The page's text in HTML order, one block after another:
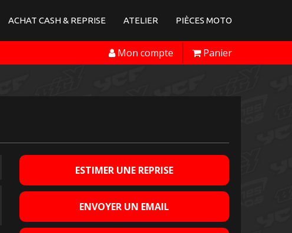
ACHAT CASH & REPRISE ATELIER PIÈCES MOTO
Panier
Mon compte
ESTIMER UNE REPRISE
ENVOYER UN EMAIL